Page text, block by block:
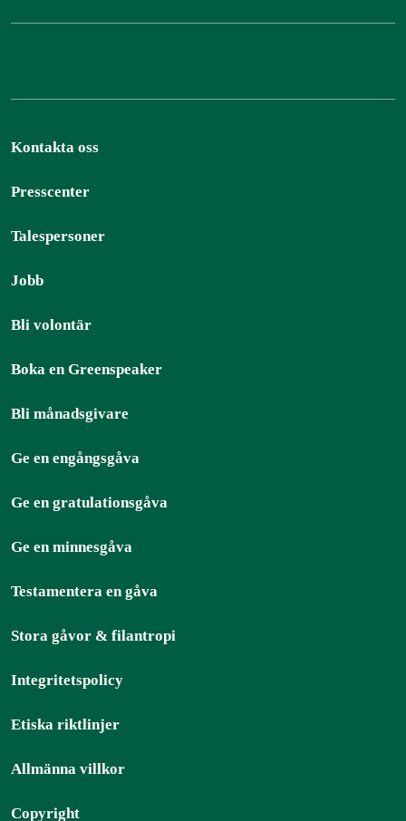
Kontakta oss
Presscenter
Talespersoner
Jobb
Bli volontär
Boka en Greenspeaker
Bli månadsgivare
Ge en engångsgåva
Ge en gratulationsgåva
Ge en minnesgåva
Testamentera en gåva
Stora gåvor & filantropi
Integritetspolicy
Etiska riktlinjer
Allmänna villkor
Copyright